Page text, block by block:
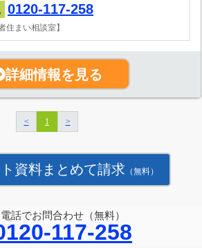
0120-117-258
住まい相談室】
詳細情報を見る
< 1 >
資料まとめて請求 （無料）
電話でお問合わせ（無料）
117-258